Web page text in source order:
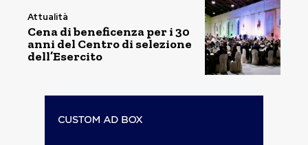
Attualità
Cena di beneficenza per i 30
anni del Centro di selezione
dell’Esercito